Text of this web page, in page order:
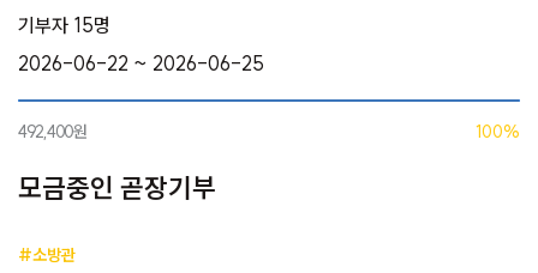
기부자 15명
2026-06-22 ~ 2026-06-25
492,400원 100%
모금중인 곧장기부
#소방관